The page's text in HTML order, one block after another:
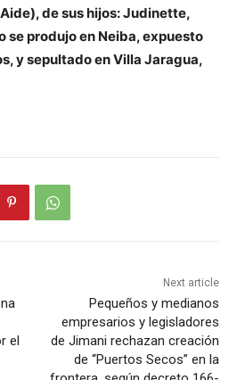
de sus hijos: Judinette,
se produjo en Neiba, expuesto
y sepultado en Villa Jaragua,
el
Next article
Pequeños y medianos
empresarios y legisladores
de Jimani rechazan creación
de “Puertos Secos” en la